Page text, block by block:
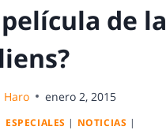
de la
Haro enero 2, 2015
ESPECIALES | NOTICIAS |